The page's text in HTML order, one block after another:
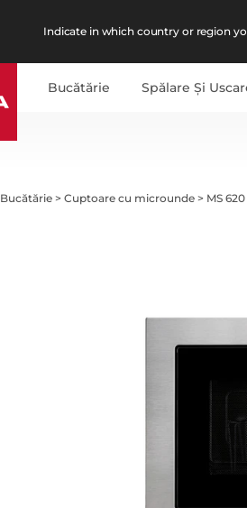
Indicate in which country or region
Bucătărie Spălare Şi
Bucătărie >Cuptoare cu microunde > MS